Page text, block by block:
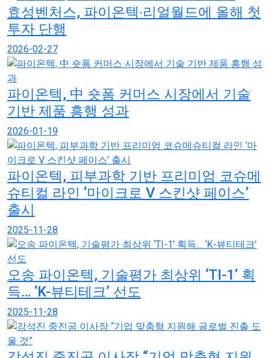
효성벤처스, 파이온텍∙리얼월드에 올해 첫
투자 단행
2026-02-27
파이온텍, 中 숏폼 커머스 시장에서 기술
기반 제품 흥행 성과
2026-01-19
파이온텍, 피부과학 기반 프리미엄 코슈메
슈티컬 라인 ‘마이크로 V 스킨샷 페이스’
출시
2025-11-28
오송 파이온텍, 기술평가 최상위 ‘TI-1’ 획
득… ‘K-뷰티테크’ 선도
2025-11-28